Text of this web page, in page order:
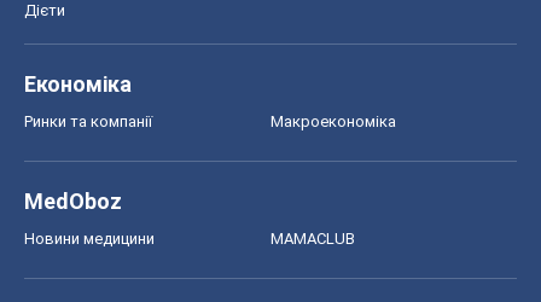
Дієти
Економіка
Ринки та компанії Макроекономіка
MedOboz
Новини медицини MAMACLUB